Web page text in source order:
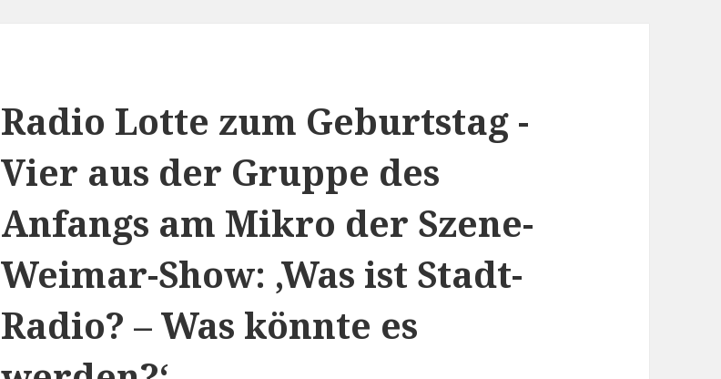
Radio Lotte zum Geburtstag -
Vier aus der Gruppe des
Anfangs am Mikro der Szene-
Weimar-Show: ‚Was ist Stadt-
Radio? – Was könnte es